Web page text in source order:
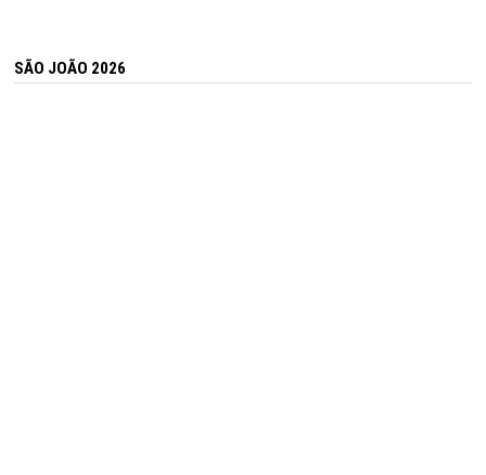
SÃO JOÃO 2026